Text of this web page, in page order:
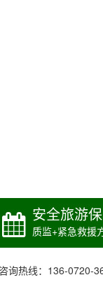
安全旅游
质监+紧急救援
询热线：136-0720-